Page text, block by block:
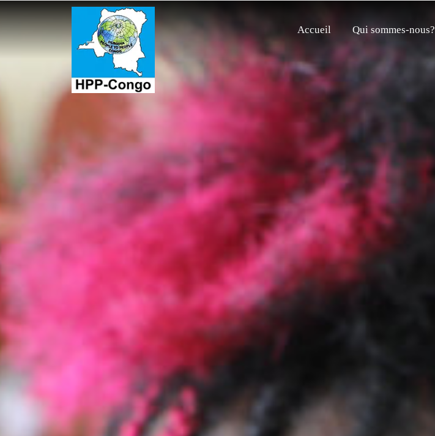
Accueil Qui sommes-nous?